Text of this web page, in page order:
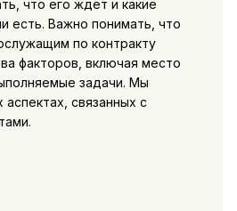
что его ждет и какие
есть. Важно понимать, что
по контракту
факторов, включая место
задачи. Мы
связанных с